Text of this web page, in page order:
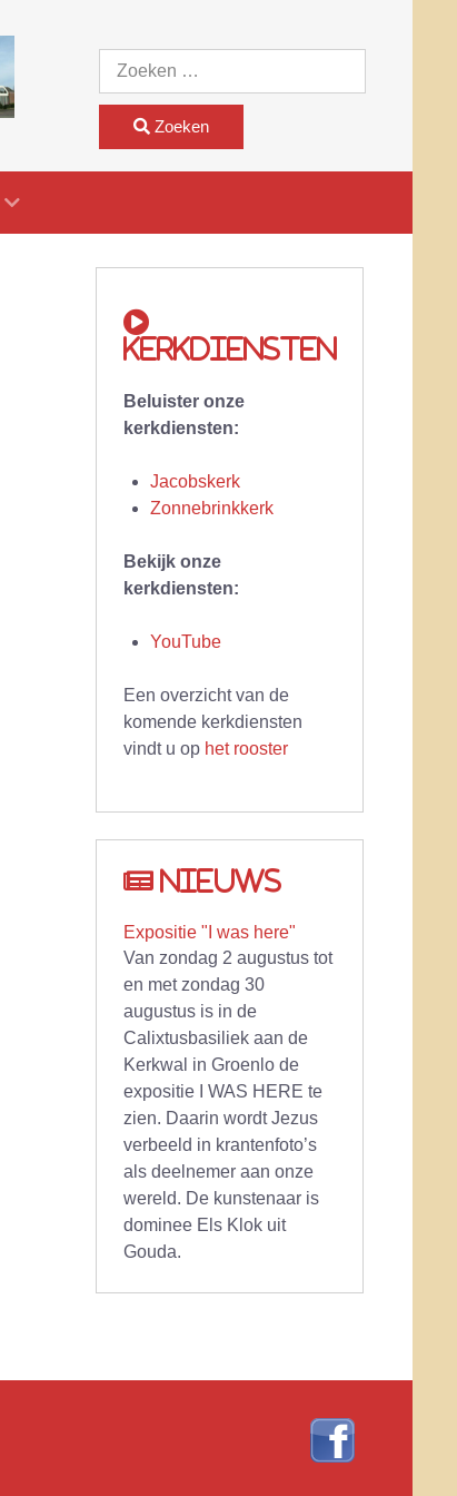
Zoeken
Kerkdiensten
Beluister onze
kerkdiensten:
Jacobskerk
Zonnebrinkkerk
Bekijk onze
kerkdiensten:
YouTube
Een overzicht van de
komende kerkdiensten
vindt u op het rooster
Nieuws
Expositie "I was here"
Van zondag 2 augustus tot
en met zondag 30
augustus is in de
Calixtusbasiliek aan de
Kerkwal in Groenlo de
expositie I WAS HERE te
zien. Daarin wordt Jezus
verbeeld in krantenfoto’s
als deelnemer aan onze
wereld. De kunstenaar is
dominee Els Klok uit
Gouda.